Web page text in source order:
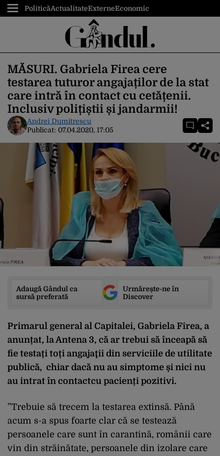
PoliticăActualitateExterneEconomic
MĂSURI. Gabriela Firea cere
testarea tuturor angajaților de la stat
care intră în contact cu cetățenii.
Inclusiv polițiștii și jandarmii!
Andrei Dumitrescu
Publicat: 07.04.2020, 17:05
Adaugă Gândul ca
sursă preferată
Urmărește-ne în
Discover
Primarul general al Capitalei, Gabriela Firea, a
anunțat, la Antena 3, că ar trebui să înceapă să
fie testați toți angajaţii din serviciile de utilitate
publică, chiar dacă nu au simptome și nici nu
au intrat în contactcu pacienți pozitivi.
”Trebuie să trecem la testarea extinsă. Până
acum s-a spus foarte clar că se testează
persoanele care sunt în carantină, românii care
vin din străinătate, persoanele din izolare care